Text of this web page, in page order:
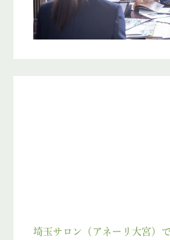
埼玉サロン（アネーリ大宮）